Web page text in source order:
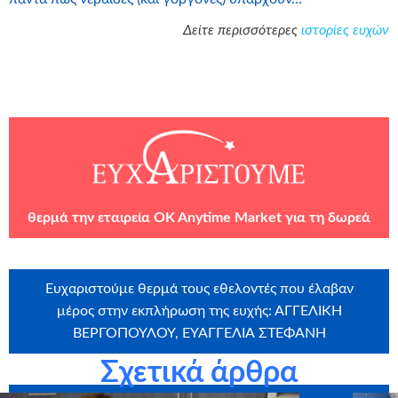
Δείτε περισσότερες ιστορίες ευχών
θερμά την εταιρεία OK Anytime Market για τη δωρεά
Ευχαριστούμε θερμά τους εθελοντές που έλαβαν
μέρος στην εκπλήρωση της ευχής: ΑΓΓΕΛΙΚΗ
ΒΕΡΓΟΠΟΥΛΟΥ, ΕΥΑΓΓΕΛΙΑ ΣΤΕΦΑΝΗ
Σχετικά άρθρα